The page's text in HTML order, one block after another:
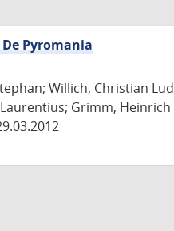
Pyromania
Willich, Christian
Grimm,